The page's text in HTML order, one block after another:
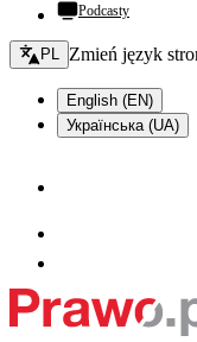
Podcasty
Zmień język - bieżący:
PL Zmień język
English (EN)
Українська (UA)